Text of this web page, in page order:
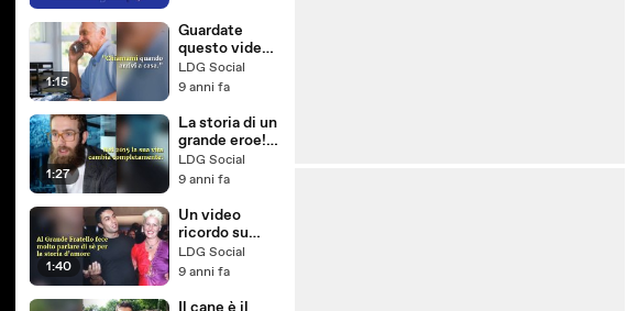
1:15
Guardate
questo video
ed
emozionatevi!
LDG Social
9 anni fa
1:27
La storia di un
grande eroe!
Guardate e
diffondete!
LDG Social
9 anni fa
1:40
Un video
ricordo su
Pietro
Taricone da
LDG Social
9 anni fa